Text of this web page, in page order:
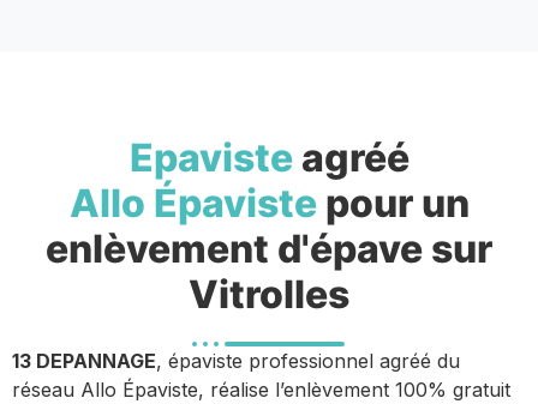
Epavisteagréé
Allo Épavistepour un
enlèvement d'épave sur
Vitrolles
13 DEPANNAGE, épaviste professionnel agréé du
réseau Allo Épaviste, réalise l’enlèvement 100% gratuit